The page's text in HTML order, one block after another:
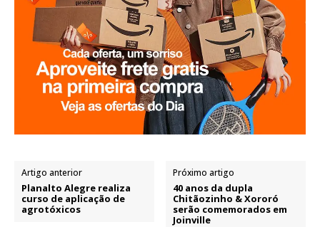
Artigo anterior
Planalto Alegre realiza
curso de aplicação de
agrotóxicos
Próximo artigo
40 anos da dupla
Chitãozinho & Xororó
serão comemorados em
Joinville